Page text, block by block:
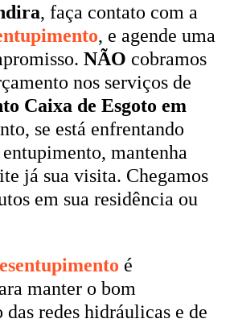
, faça contato com a
, e agende uma
NÃO cobramos
nos serviços de
Caixa de Esgoto em
se está enfrentando
mantenha
já sua visita. Chegamos
em sua residência ou
é
manter o bom
redes hidráulicas e de